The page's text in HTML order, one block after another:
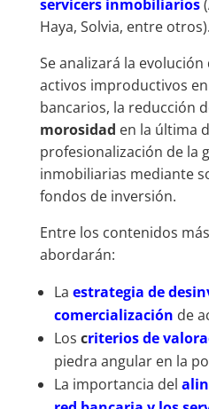
servicers inmobiliarios
Haya, Solvia, entre otros).
Se analizará la
activos improductivos
bancarios, la reducción
morosidad en la última
profesionalización de la
inmobiliarias mediante
fondos de inversión.
Entre los contenidos
abordarán:
La estrategia de
comercialización de
Los criterios de
piedra angular en la
La importancia del